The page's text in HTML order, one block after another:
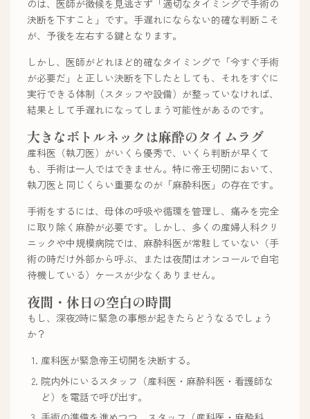
のは、医師が徴候を見逃さず「適切なタイミングで手術の
決断を下すこと」です。手遅れにならない的確な判断こそ
が、予後を左右する鍵となります。
しかし、医師がどれほど的確なタイミングで「今すぐ手術
が必要だ」と正しい決断を下したとしても、それをすぐに
実行できる体制（スタッフや設備）が整っていなければ、
結果として手遅れになってしまう可能性があるのです。
大きなボトルネックは麻酔のタイムラグ
産科医（執刀医）がいくら優秀で、いくら判断が早くて
も、手術は一人ではできません。特に帝王切開において、
執刀医と同じくらい重要なのが「麻酔科医」の存在です。
手術をするには、母体の呼吸や循環を管理し、痛みを完全
に取り除く麻酔が必要です。しかし、多くの産婦人科クリ
ニックや中規模病院では、麻酔科医が常駐していない（手
術の時だけ外部から呼ぶ、または夜間はオンコールで自宅
待機している）ケースが少なくありません。
夜間・休日の空白の時間
もし、深夜2時に緊急の事態が起きたらどうなるでしょう
か？
産科医が緊急帝王切開を決断する。
院内外にいるスタッフ（産科医・麻酔科医・看護師な
ど）を電話で呼び出す。